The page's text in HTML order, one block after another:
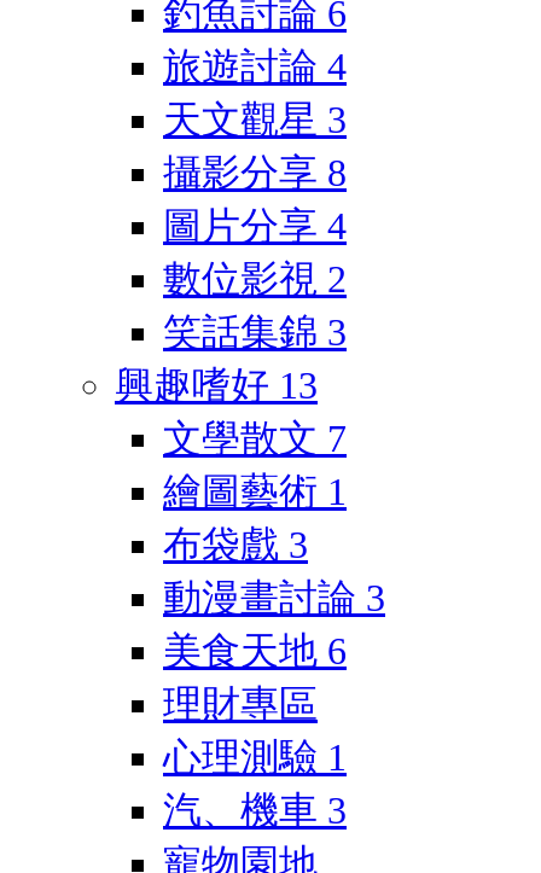
釣魚討論 6
旅遊討論 4
天文觀星 3
攝影分享 8
圖片分享 4
數位影視 2
笑話集錦 3
興趣嗜好 13
文學散文 7
繪圖藝術 1
布袋戲 3
動漫畫討論 3
美食天地 6
理財專區
心理測驗 1
汽、機車 3
寵物園地